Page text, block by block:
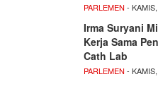
PARLEMEN -
Irma Suryani
Kerja Sama
Cath Lab
PARLEMEN -